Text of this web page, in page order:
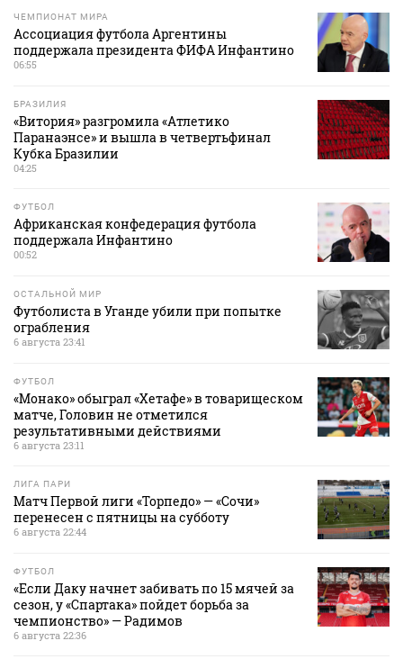
ЧЕМПИОНАТ МИРА
Ассоциация футбола Аргентины
поддержала президента ФИФА Инфантино
06:55
БРАЗИЛИЯ
«Витория» разгромила «Атлетико
Паранаэнсе» и вышла в четвертьфинал
Кубка Бразилии
04:25
ФУТБОЛ
Африканская конфедерация футбола
поддержала Инфантино
00:52
ОСТАЛЬНОЙ МИР
Футболиста в Уганде убили при попытке
ограбления
6 августа 23:41
ФУТБОЛ
«Монако» обыграл «Хетафе» в товарищеском
матче, Головин не отметился
результативными действиями
6 августа 23:11
ЛИГА ПАРИ
Матч Первой лиги «Торпедо» — «Сочи»
перенесен с пятницы на субботу
6 августа 22:44
ФУТБОЛ
«Если Даку начнет забивать по 15 мячей за
сезон, у «Спартака» пойдет борьба за
чемпионство» — Радимов
6 августа 22:36